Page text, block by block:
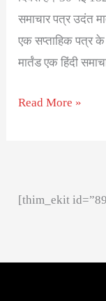
समाचार पत्र उदंत
एक सप्ताहिक पत्र
मार्तंड एक हिंदी
Read More »
[thim_ekit